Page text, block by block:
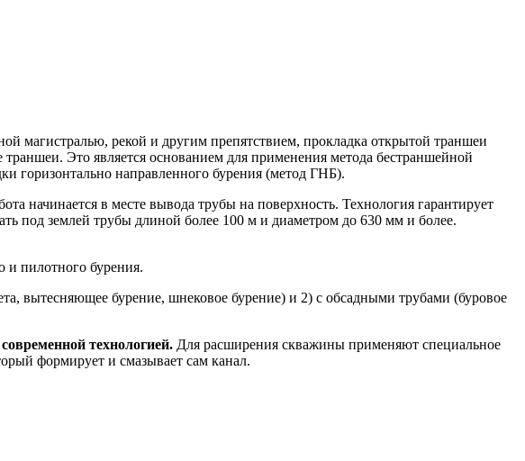
магистралью, рекой и другим препятствием, прокладка открытой траншеи
Это является основанием для применения метода бестраншейной
горизонтально направленного бурения (метод ГНБ).
начинается в месте вывода трубы на поверхность. Технология гарантирует
под землей трубы длиной более 100 м и диаметром до 630 мм и более.
и пилотного бурения.
вытесняющее бурение, шнековое бурение) и 2) с обсадными трубами (буровое
технологией. Для расширения скважины применяют специальное
формирует и смазывает сам канал.